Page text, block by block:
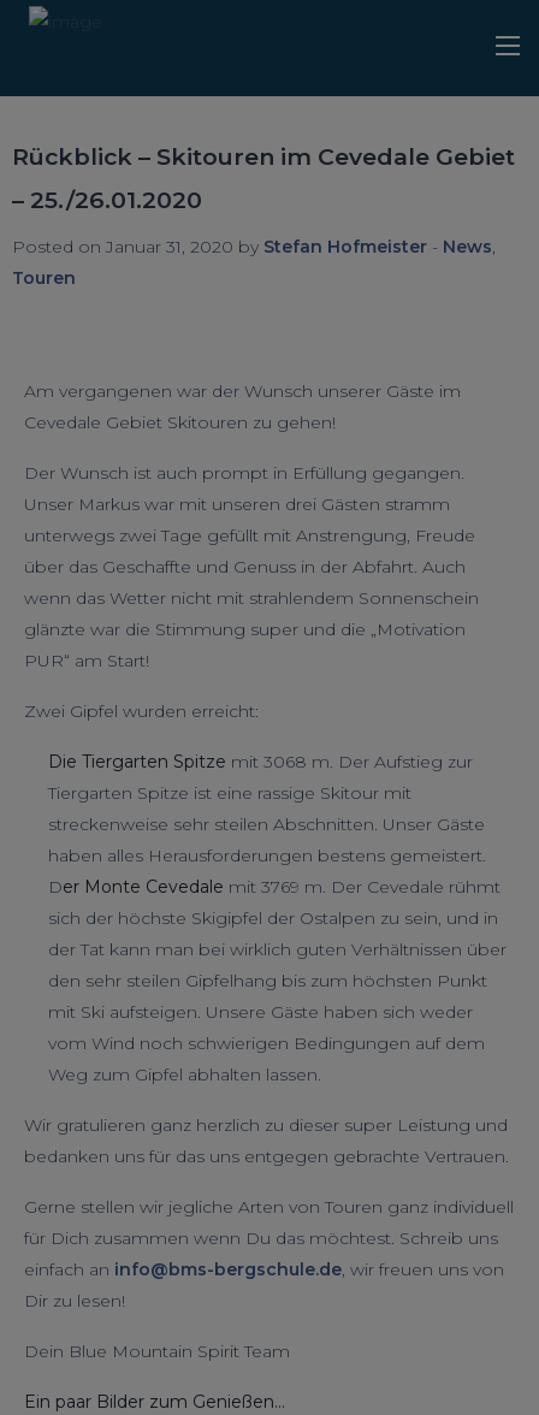
Rückblick – Skitouren im Cevedale Gebiet
– 25./26.01.2020
Posted on Januar 31, 2020 by Stefan Hofmeister - News,
Touren
Am vergangenen war der Wunsch unserer Gäste im
Cevedale Gebiet Skitouren zu gehen!
Der Wunsch ist auch prompt in Erfüllung gegangen.
Unser Markus war mit unseren drei Gästen stramm
unterwegs zwei Tage gefüllt mit Anstrengung, Freude
über das Geschaffte und Genuss in der Abfahrt. Auch
wenn das Wetter nicht mit strahlendem Sonnenschein
glänzte war die Stimmung super und die „Motivation
PUR“ am Start!
Zwei Gipfel wurden erreicht:
Die Tiergarten Spitze mit 3068 m. Der Aufstieg zur
Tiergarten Spitze ist eine rassige Skitour mit
streckenweise sehr steilen Abschnitten. Unser Gäste
haben alles Herausforderungen bestens gemeistert.
Der Monte Cevedale mit 3769 m. Der Cevedale rühmt
sich der höchste Skigipfel der Ostalpen zu sein, und in
der Tat kann man bei wirklich guten Verhältnissen über
den sehr steilen Gipfelhang bis zum höchsten Punkt
mit Ski aufsteigen. Unsere Gäste haben sich weder
vom Wind noch schwierigen Bedingungen auf dem
Weg zum Gipfel abhalten lassen.
Wir gratulieren ganz herzlich zu dieser super Leistung und
bedanken uns für das uns entgegen gebrachte Vertrauen.
Gerne stellen wir jegliche Arten von Touren ganz individuell
für Dich zusammen wenn Du das möchtest. Schreib uns
einfach an info@bms-bergschule.de, wir freuen uns von
Dir zu lesen!
Dein Blue Mountain Spirit Team
Ein paar Bilder zum Genießen…